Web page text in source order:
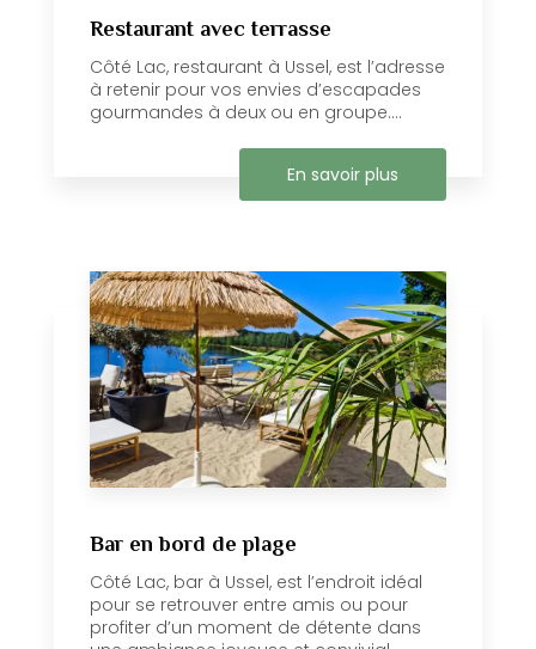
Restaurant avec terrasse
Côté Lac, restaurant à Ussel, est l’adresse
à retenir pour vos envies d’escapades
gourmandes à deux ou en groupe....
En savoir plus
Bar en bord de plage
Côté Lac, bar à Ussel, est l’endroit idéal
pour se retrouver entre amis ou pour
profiter d’un moment de détente dans